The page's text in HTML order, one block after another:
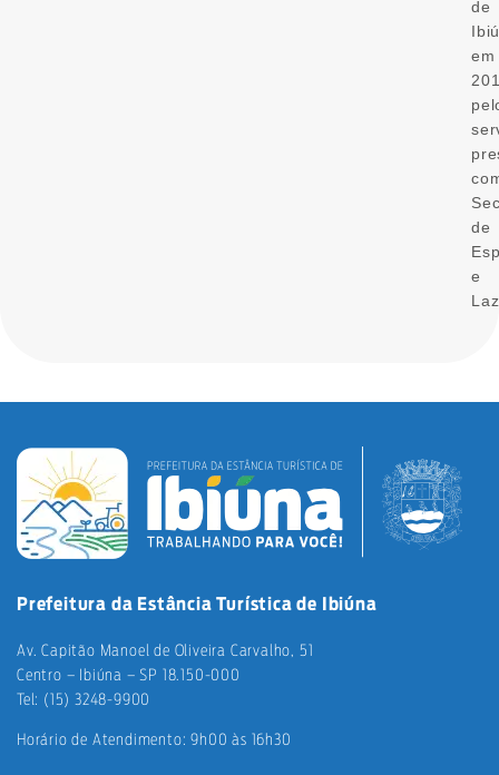
de
em
de
e
Prefeitura da Estância Turística de Ibiúna
Av. Capitão Manoel de Oliveira Carvalho, 51
Centro – Ibiúna – SP 18.150-000
Tel: (15) 3248-9900
Horário de Atendimento: 9h00 às 16h30